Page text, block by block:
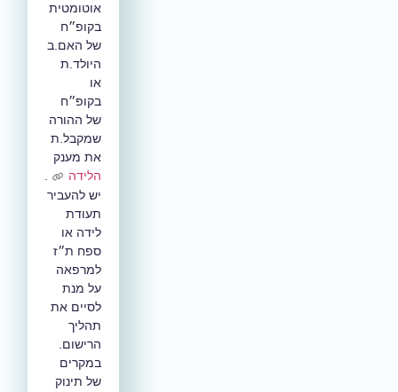
אוטומטית
בקופ״ח
של האם.ב
היולד.ת
בקופ״ח
של ההורה
שמקבל.ת
את מענק
הלידה
.
יש להעביר
תעודת
לידה או
ספח ת״ז
למרפאה
על מנת
לסיים את
תהליך
הרישום.
במקרים
של תינוק